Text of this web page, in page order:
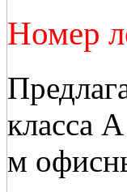
Номер
класса
м